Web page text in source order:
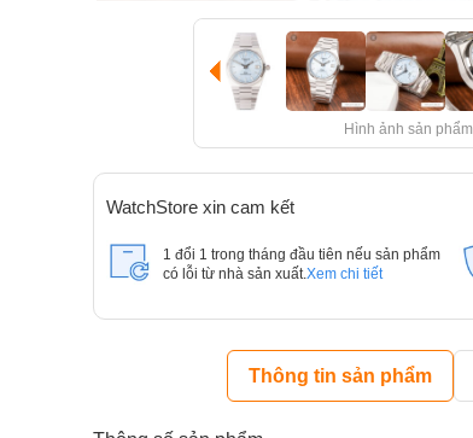
Hình ảnh sản phẩm
WatchStore xin cam kết
1 đổi 1 trong tháng đầu tiên nếu sản phẩm
có lỗi từ nhà sản xuất. Xem chi tiết
Thông tin sản phẩm